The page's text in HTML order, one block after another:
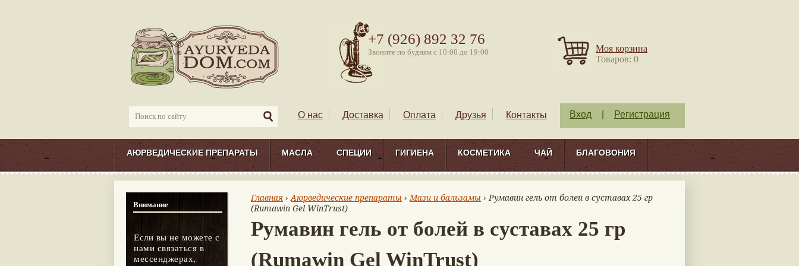
+7 (926) 892 32 76
Звоните по будням с 10:00 до 19:00
Моя корзина
Товаров: 0
О нас Доставка Оплата Друзья Контакты Вход Регистрация
АЮРВЕДИЧЕСКИЕ ПРЕПАРАТЫ МАСЛА СПЕЦИИ ГИГИЕНА КОСМЕТИКА ЧАЙ БЛАГОВОНИЯ
Главная ›Аюрведические препараты ›Мази и бальзамы › Румавин гель от болей в суставах 25 гр
(Rumawin Gel WinTrust)
Румавин гель от болей в суставах 25 гр
(Rumawin Gel WinTrust)
Внимание
Если вы не можете с
нами связаться в
мессенджерах,